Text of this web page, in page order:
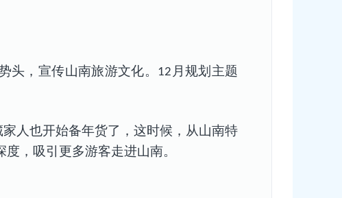
头，宣传山南旅游文化。 12 月规划主题
人也开始备年货了，这时候，从山南特
，吸引更多游客走进山南。